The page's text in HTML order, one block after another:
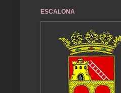
ESCALONA